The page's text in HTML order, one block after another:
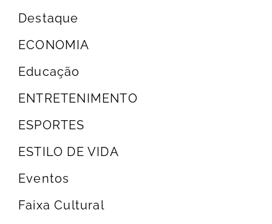
Destaque
ECONOMIA
Educação
ENTRETENIMENTO
ESPORTES
ESTILO DE VIDA
Eventos
Faixa Cultural